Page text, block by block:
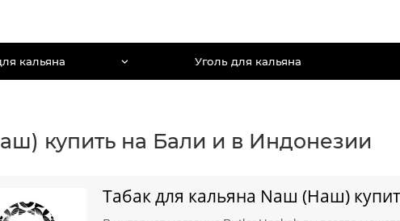
кальяна Уголь для кальяна
купить на Бали и в Индонезии
Табак для кальяна Nаш (Наш)